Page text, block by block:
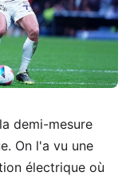
demi-mesure
On l'a vu une
électrique où